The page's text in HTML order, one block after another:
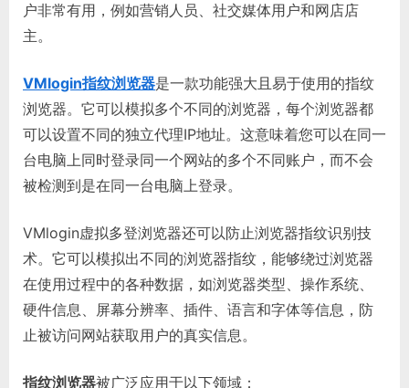
户非常有用，例如营销人员、社交媒体用户和网店店
主。
VMlogin指纹浏览器是一款功能强大且易于使用的指纹
浏览器。它可以模拟多个不同的浏览器，每个浏览器都
可以设置不同的独立代理IP地址。这意味着您可以在同一
台电脑上同时登录同一个网站的多个不同账户，而不会
被检测到是在同一台电脑上登录。
VMlogin虚拟多登浏览器还可以防止浏览器指纹识别技
术。它可以模拟出不同的浏览器指纹，能够绕过浏览器
在使用过程中的各种数据，如浏览器类型、操作系统、
硬件信息、屏幕分辨率、插件、语言和字体等信息，防
止被访问网站获取用户的真实信息。
指纹浏览器被广泛应用于以下领域：